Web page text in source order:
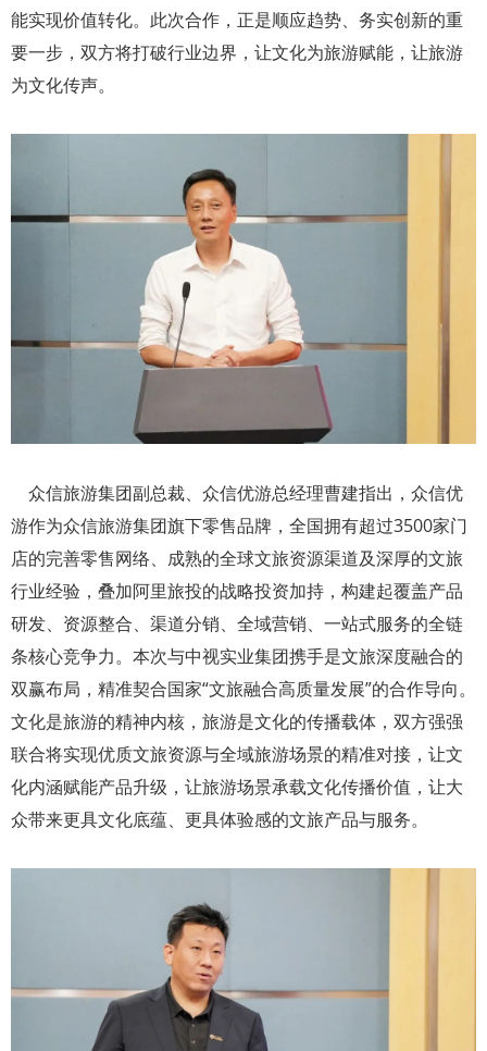
能实现价值转化。此次合作，正是顺应趋势、务实创新的重
要一步，双方将打破行业边界，让文化为旅游赋能，让旅游
为文化传声。
众信旅游集团副总裁、众信优游总经理曹建指出，众信优
游作为众信旅游集团旗下零售品牌，全国拥有超过3500家门
店的完善零售网络、成熟的全球文旅资源渠道及深厚的文旅
行业经验，叠加阿里旅投的战略投资加持，构建起覆盖产品
研发、资源整合、渠道分销、全域营销、一站式服务的全链
条核心竞争力。本次与中视实业集团携手是文旅深度融合的
双赢布局，精准契合国家“文旅融合高质量发展”的合作导向。
文化是旅游的精神内核，旅游是文化的传播载体，双方强强
联合将实现优质文旅资源与全域旅游场景的精准对接，让文
化内涵赋能产品升级，让旅游场景承载文化传播价值，让大
众带来更具文化底蕴、更具体验感的文旅产品与服务。